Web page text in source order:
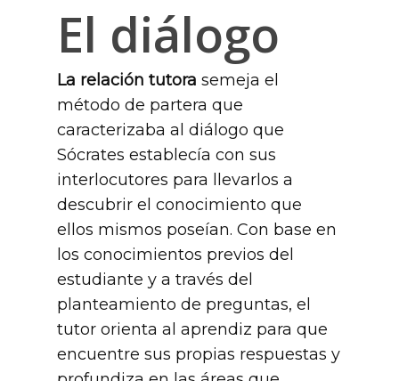
El diálogo
La relación tutora semeja el
método de partera que
caracterizaba al diálogo que
Sócrates establecía con sus
interlocutores para llevarlos a
descubrir el conocimiento que
ellos mismos poseían. Con base en
los conocimientos previos del
estudiante y a través del
planteamiento de preguntas, el
tutor orienta al aprendiz para que
encuentre sus propias respuestas y